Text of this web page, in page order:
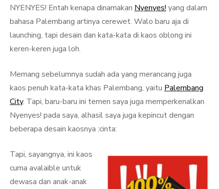
NYENYES! Entah kenapa dinamakan Nyenyes! yang dalam
bahasa Palembang artinya cerewet. Walo baru aja di
launching, tapi desain dan kata-kata di kaos oblong ini
keren-keren juga loh.
Memang sebelumnya sudah ada yang merancang juga
kaos penuh kata-kata khas Palembang, yaitu Palembang
City. Tapi, baru-baru ini temen saya juga memperkenalkan
Nyenyes! pada saya, alhasil saya juga kepincut dengan
beberapa desain kaosnya :cinta:
Tapi, sayangnya, ini kaos
cuma avalaible untuk
dewasa dan anak-anak